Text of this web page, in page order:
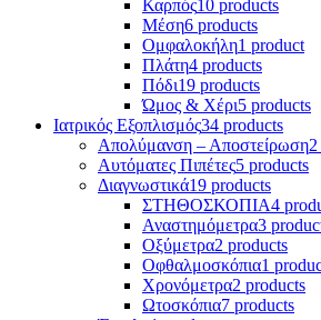
Καρπός10 products
Μέση6 products
Ομφαλοκήλη1 product
Πλάτη4 products
Πόδι19 products
Ώμος & Χέρι5 products
Ιατρικός Εξοπλισμός34 products
Απολύμανση – Αποστείρωση
Αυτόματες Πιπέτες5 products
Διαγνωστικά19 products
ΣΤΗΘΟΣΚΟΠΙΑ4
Αναστημόμετρα3
Οξύμετρα2 products
Οφθαλμοσκόπια1
Χρονόμετρα2 products
Ωτοσκόπια7 products